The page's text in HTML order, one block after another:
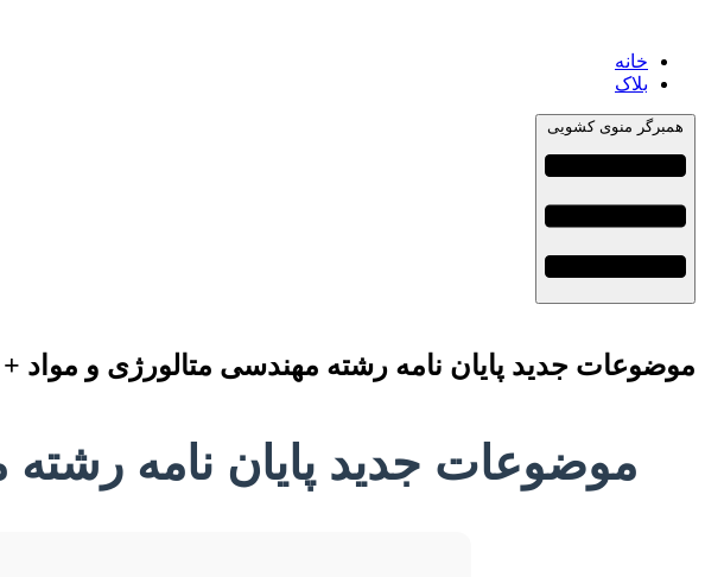
خانه
بلاک
همبرگر منوی کشویی
موضوعات جدید پایان نامه رشته مهندسی متالورژی و مواد + 113عنوان بروز
موضوعات جدید پایان نامه رشته مهندسی